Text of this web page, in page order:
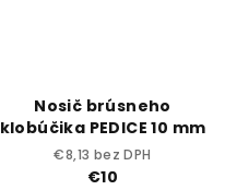
Nosič brúsneho
klobúčika PEDICE 10 mm
€8,13 bez DPH
€10